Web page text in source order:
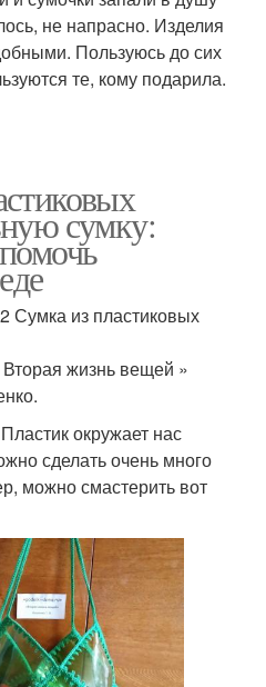
не напрасно. Изделия
Пользуюсь до сих
те, кому подарила.
сумку:
Сумка из пластиковых
Вторая жизнь вещей »
окружает нас
сделать очень много
можно смастерить вот